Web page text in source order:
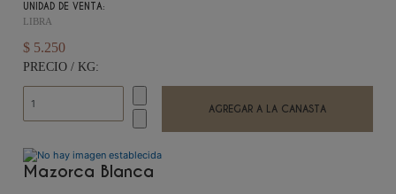
UNIDAD DE VENTA:
LIBRA
$ 5.250
PRECIO / KG:
Mazorca Blanca